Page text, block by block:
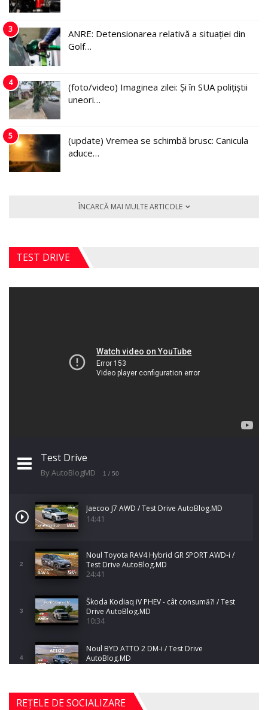
3
ANRE: Detensionarea relativă a situației din
Golf…
4
(foto/video) Imaginea zilei: Și în SUA polițiștii
uneori…
5
(update) Vremea se schimbă brusc: Canicula
aduce…
ÎNCARCĂ MAI MULTE ARTICOLE
TEST DRIVE
Test Drive
By AutoBlogMD 1 / 50
Jaecoo J7 AWD / Test Drive AutoBlog.MD
14:41
2
Noul Toyota RAV4 Hybrid GR SPORT AWD-i /
Test Drive AutoBlog.MD
24:41
3
Škoda Kodiaq iV PHEV - cât consumă?! / Test
Drive AutoBlog.MD
10:34
4
Noul BYD ATTO 2 DM-i / Test Drive
AutoBlog.MD
17:35
5
Noul Mercedes-Benz S-Class facelift (S 580
4MATIC V223) / Test Drive AutoBlog.MD
REȚELE DE SOCIALIZARE